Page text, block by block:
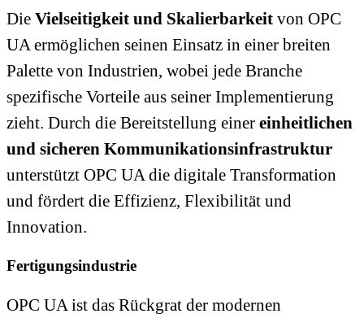
Die Vielseitigkeit und Skalierbarkeit von OPC
UA ermöglichen seinen Einsatz in einer breiten
Palette von Industrien, wobei jede Branche
spezifische Vorteile aus seiner Implementierung
zieht. Durch die Bereitstellung einer einheitlichen
und sicheren Kommunikationsinfrastruktur
unterstützt OPC UA die digitale Transformation
und fördert die Effizienz, Flexibilität und
Innovation.
Fertigungsindustrie
OPC UA ist das Rückgrat der modernen